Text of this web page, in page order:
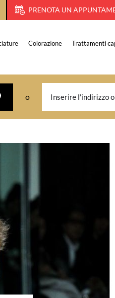
PRENOTA UN
Colorazione Trattamenti
o